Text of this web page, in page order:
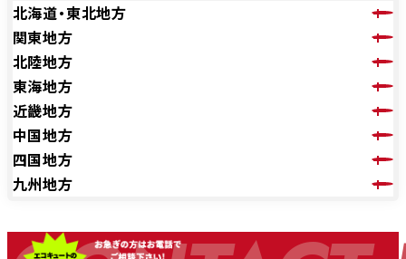
北海道・東北地方
関東地方
北陸地方
東海地方
近畿地方
中国地方
四国地方
九州地方